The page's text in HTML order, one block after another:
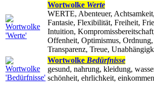
Wortwolke Werte
WERTE, Abenteuer,
Fantasie, Flexibilität, Freiheit,
Intuition,
Offenheit, Optimismus,
Transparenz, Treue,
Wortwolke Bedürfnisse
gesund, nahrung, kleidung,
schönheit, ehrlichkeit,